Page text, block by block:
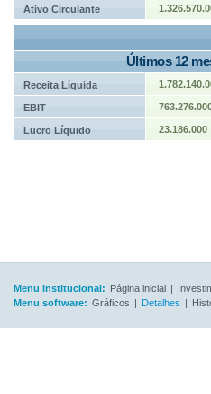
Ativo Circulante
Últimos 12
Receita Líquida
EBIT
Lucro Líquido 23.186.000
Menu institucional: Página inicial |
Menu software: Gráficos | Detalhes |